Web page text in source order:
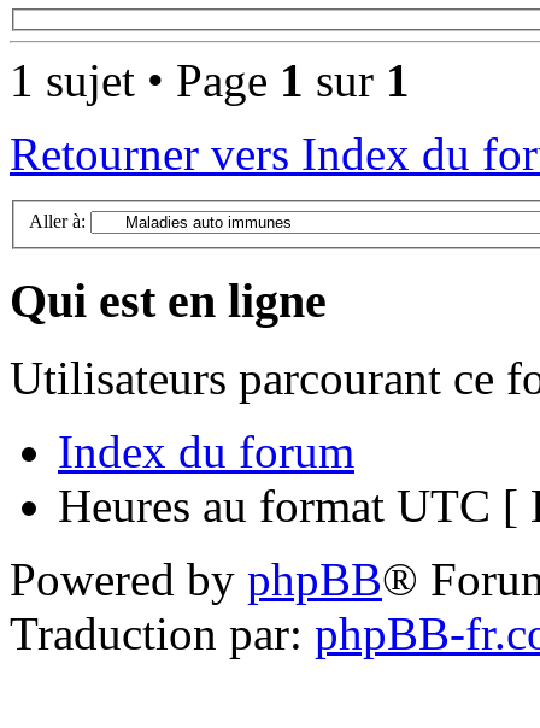
1 sujet • Page 1 sur 1
Retourner vers Index du
Aller à:
Qui est en ligne
Utilisateurs parcourant ce
Index du forum
Heures au format UTC [
Powered by phpBB®
Traduction par: phpBB-